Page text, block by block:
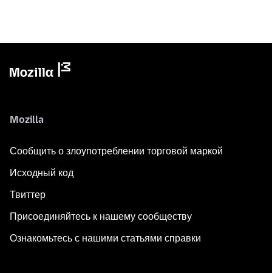
Mozilla
Сообщить о злоупотреблении торговой маркой
Исходный код
Твиттер
Присоединяйтесь к нашему сообществу
Ознакомьтесь с нашими статьями справки